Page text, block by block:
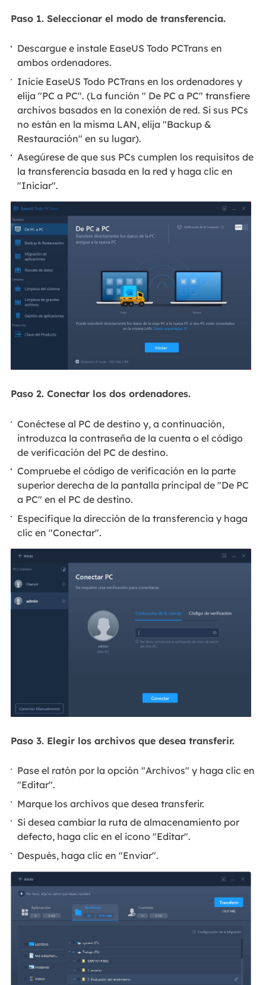
Paso 1. Seleccionar el modo de transferencia.
Descargue e instale EaseUS Todo PCTrans en
ambos ordenadores.
Inicie EaseUS Todo PCTrans en los ordenadores y
elija "PC a PC". (La función " De PC a PC" transfiere
archivos basados en la conexión de red. Si sus PCs
no están en la misma LAN, elija "Backup &
Restauración" en su lugar).
Asegúrese de que sus PCs cumplen los requisitos de
la transferencia basada en la red y haga clic en
"Iniciar".
Paso 2. Conectar los dos ordenadores.
Conéctese al PC de destino y, a continuación,
introduzca la contraseña de la cuenta o el código
de verificación del PC de destino.
Compruebe el código de verificación en la parte
superior derecha de la pantalla principal de "De PC
a PC" en el PC de destino.
Especifique la dirección de la transferencia y haga
clic en "Conectar".
Paso 3. Elegir los archivos que desea transferir.
Pase el ratón por la opción "Archivos" y haga clic en
"Editar".
Marque los archivos que desea transferir.
Si desea cambiar la ruta de almacenamiento por
defecto, haga clic en el icono "Editar".
Después, haga clic en "Enviar".